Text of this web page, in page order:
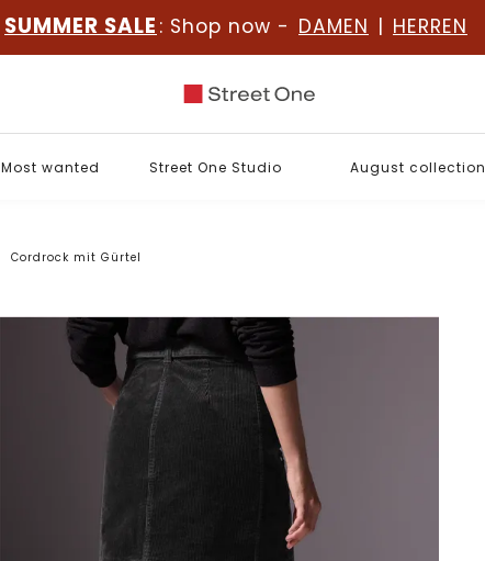
SUMMER SALE : Shop now - DAMEN | HERREN
Most wanted Street One Studio August collection
Cordrock mit Gürtel